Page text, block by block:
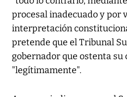
procesal inadecuado y por
interpretación
pretende que el Tribunal
gobernador que ostenta su
"legítimamente".